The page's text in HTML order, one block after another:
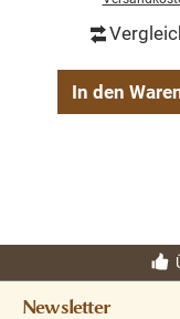
In den
Newsletter